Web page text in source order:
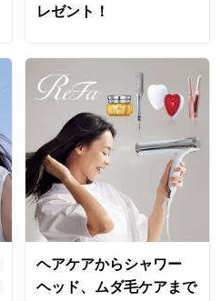
レゼント！
ヘアケアからシャワー
ヘッド、ムダ毛ケアまで